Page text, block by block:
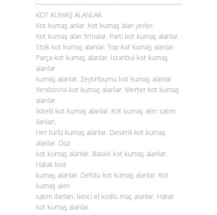
KOT KUMAŞ ALANLAR.
Kot kumaş anlar. Kot kumaş alan yerler.
Kot kumaş alan firmalar. Parti kot kumaş alanlar.
Stok kot kumaş alanlar. Top kot kumaş alanlar.
Parça kot kumaş alanlar. İstanbul kot kumaş
alanlar
kumaş alanlar. Zeytinburnu kot kumaş alanlar.
Yenibosna kot kumaş alanlar. Merter kot kumaş
alanlar.
İkitelli kot kumaş alanlar. Kot kumaş alım satım
ilanları.
Her türlü kumaş alanlar. Desenli kot kumaş
alanlar. Düz
kot kumaş alanlar. Baskılı kot kumaş alanlar.
Hatalı kod
kumaş alanlar. Defolu kot kumaş alanlar. Kot
kumaş alım
satım ilanları. İkinci el kodlu maç alanlar. Hatalı
kot kumaş alanlar.